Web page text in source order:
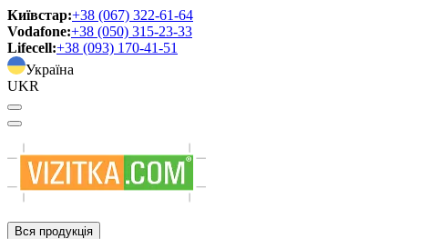
Київстар:+38 (067) 322-61-64
Vodafone:+38 (050) 315-23-33
Lifecell:+38 (093) 170-41-51
Україна
UKR
Вся продукція